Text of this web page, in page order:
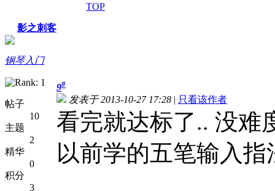
TOP
影之刺客
钢琴入门
帖子
10
主题
2
精华
0
积分
3
9#
发表于 2013-10-27 17:28 | 只看该作者
看完就达标了.. 没难
以前学的五笔输入指